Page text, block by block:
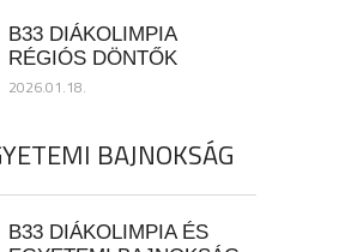
B33 DIÁKOLIMPIA
RÉGIÓS DÖNTŐK
2026.01.18.
BAJNOKSÁG
B33 DIÁKOLIMPIA ÉS